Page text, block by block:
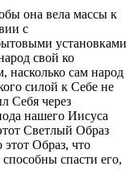
она вела массы к
с
установками
свой ко
насколько сам народ
силой к Себе не
Себя через
нашего Иисуса
Светлый Образ
этот Образ, что
спасти его,